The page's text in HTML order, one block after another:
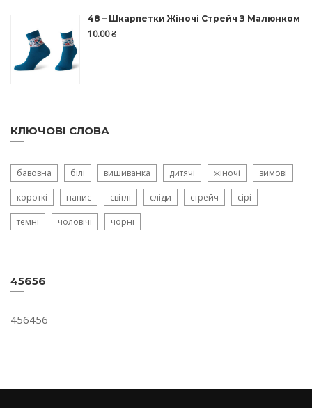
48 – Шкарпетки Жіночі Стрейч З Малюнком
10.00₴
КЛЮЧОВІ СЛОВА
бавовна білі вишиванка дитячі жіночі зимові
короткі напис світлі сліди стрейч сірі
темні чоловічі чорні
45656
456456